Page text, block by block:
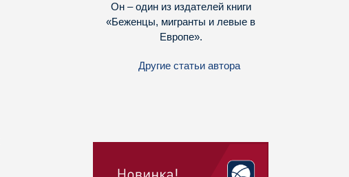
Он – один из издателей книги
«Беженцы, мигранты и левые в
Европе».
Другие статьи автора